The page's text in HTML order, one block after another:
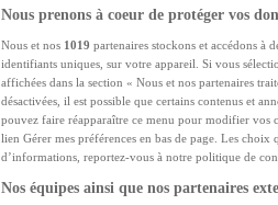
Nous prenons à coeur de protéger vos
Nous et nos 1019 partenaires stockons et accédons à
identifiants uniques, sur votre appareil. Si vous
affichées dans la section « Nous et nos partenaires
désactivées, il est possible que certains contenus et
pouvez faire réapparaître ce menu pour modifier
lien Gérer mes préférences en bas de page. Les
d’informations, reportez-vous à notre politique de
Nos équipes ainsi que nos partenaires